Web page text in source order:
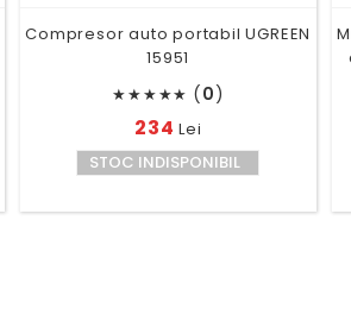
Compresor auto portabil UGREEN
15951
★★★★★ (0)
234Lei
STOC INDISPONIBIL